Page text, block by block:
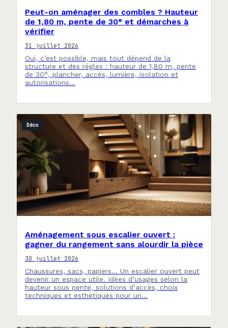
Peut-on aménager des combles ? Hauteur
de 1,80 m, pente de 30° et démarches à
vérifier
31 juillet 2026
Oui, c’est possible, mais tout dépend de la
structure et des règles : hauteur de 1,80 m, pente
de 30°, plancher, accès, lumière, isolation et
autorisations…
Déco
Aménagement sous escalier ouvert :
gagner du rangement sans alourdir la pièce
30 juillet 2026
Chaussures, sacs, papiers… Un escalier ouvert peut
devenir un espace utile. Idées d’usages selon la
hauteur sous pente, solutions d’accès, choix
techniques et esthétiques pour un…